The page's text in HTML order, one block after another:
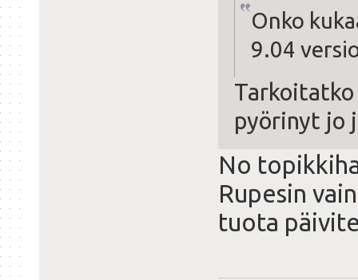
Onko
9.04
Tarkoitatko
pyörinyt jo
No
Rupesin
tuota